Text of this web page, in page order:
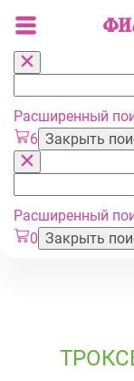
Расширенный
6 Закрыть
Расширенный
0 Закрыть